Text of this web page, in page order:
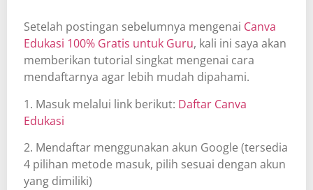
Setelah postingan sebelumnya mengenai Canva
Edukasi 100% Gratis untuk Guru, kali ini saya akan
memberikan tutorial singkat mengenai cara
mendaftarnya agar lebih mudah dipahami.
1. Masuk melalui link berikut: Daftar Canva
Edukasi
2. Mendaftar menggunakan akun Google (tersedia
4 pilihan metode masuk, pilih sesuai dengan akun
yang dimiliki)